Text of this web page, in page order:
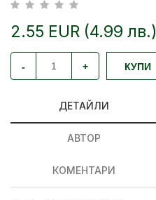
2.55 EUR (4.99 лв.)
- + КУПИ
ДЕТАЙЛИ
АВТОР
КОМЕНТАРИ